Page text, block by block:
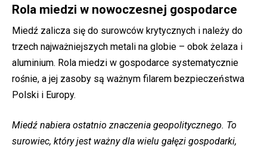
Rola miedzi w nowoczesnej gospodarce
Miedź zalicza się do surowców krytycznych i należy do
trzech najważniejszych metali na globie – obok żelaza i
aluminium. Rola miedzi w gospodarce systematycznie
rośnie, a jej zasoby są ważnym filarem bezpieczeństwa
Polski i Europy.
Miedź nabiera ostatnio znaczenia geopolitycznego. To
surowiec, który jest ważny dla wielu gałęzi gospodarki,